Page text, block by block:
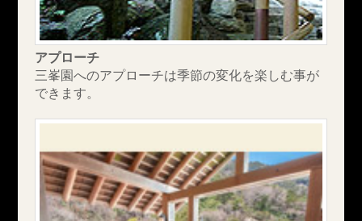
アプローチ
三峯園へのアプローチは季節の変化を楽しむ事が
できます。